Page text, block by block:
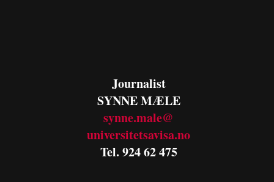
Journalist
SYNNE MÆLE
synne.male@
universitetsavisa.no
Tel. 924 62 475